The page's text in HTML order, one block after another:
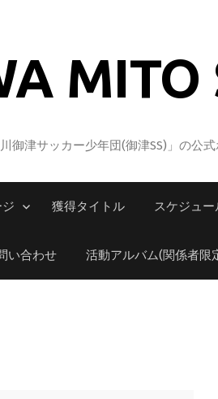
MITO
津サッカー少年団(御津SS)」の公
獲得タイトル スケジュー
い合わせ 活動アルバム(関係者限